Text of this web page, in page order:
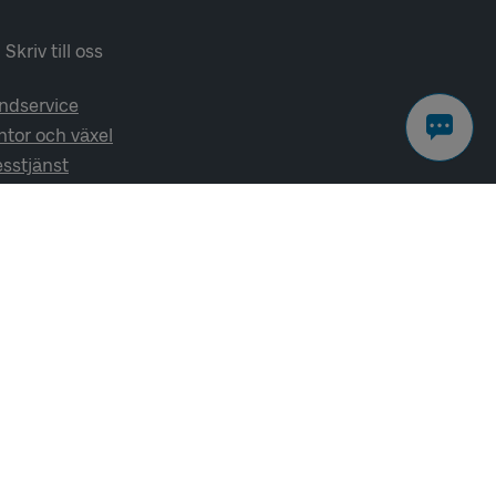
Skriv till oss
och växel